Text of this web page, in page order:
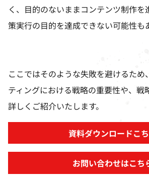
く、目的のないままコンテンツ制作を
策実行の目的を達成できない可能性も
ここではそのような失敗を避けるため
ティングにおける戦略の重要性や、戦
詳しくご紹介いたします。
資料ダウンロードこ
お問い合わせはこち